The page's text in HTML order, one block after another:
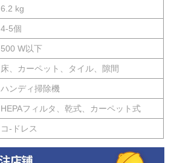
6.2 kg
4-5個
500 W以下
床、カーペット、タイル、隙間
ハンディ掃除機
HEPAフィルタ、乾式、カーペット式
コ-ドレス